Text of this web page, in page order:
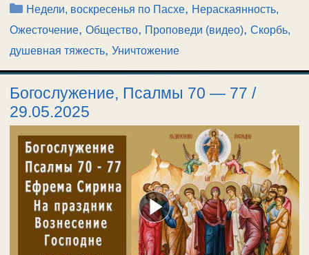
Рубрики
Недели, воскресенья по Пасхе, Нераскаянность,
Ожесточение, Общество, Проповеди (видео), Скорбь,
душевная тяжесть, Уничтожение
Богослужение, Псалмы 70 — 77 /
29.05.2025